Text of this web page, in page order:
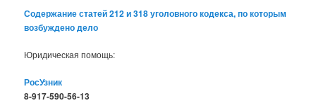
Содержание статей 212 и 318 уголовного кодекса, по которым
возбуждено дело
Юридическая помощь:
РосУзник
8-917-590-56-13